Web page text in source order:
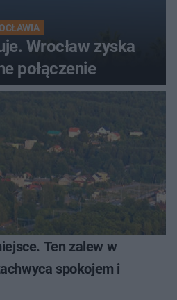
Wrocław zyska
połączenie
Ten zalew w
spokojem i